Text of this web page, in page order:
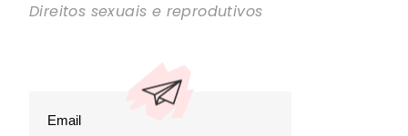
Direitos sexuais e reprodutivos